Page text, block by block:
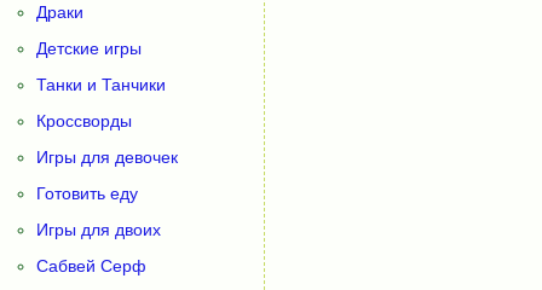
Драки
Детские игры
Танки и Танчики
Кроссворды
Игры для девочек
Готовить еду
Игры для двоих
Сабвей Серф